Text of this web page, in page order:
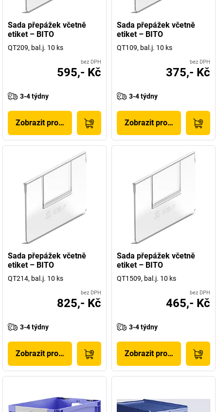
Sada přepážek včetně
etiket – BITO
QT209, bal.j. 10 ks
bez DPH
595,- Kč
3-4 týdny
Zobrazit produkt
Sada přepážek včetně
etiket – BITO
QT109, bal.j. 10 ks
bez DPH
375,- Kč
3-4 týdny
Zobrazit produkt
Sada přepážek včetně
etiket – BITO
QT214, bal.j. 10 ks
bez DPH
825,- Kč
3-4 týdny
Zobrazit produkt
Sada přepážek včetně
etiket – BITO
QT1509, bal.j. 10 ks
bez DPH
465,- Kč
3-4 týdny
Zobrazit produkt